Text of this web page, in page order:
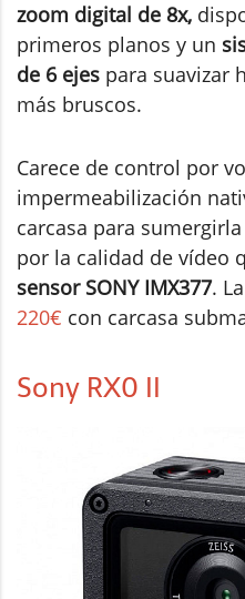
zoom digital de 8x,
primeros planos y un
de 6 ejes para suavizar
más bruscos.
Carece de control por
impermeabilización
carcasa para
por la calidad de vídeo
sensor SONY IMX377.
220€ con carcasa
Sony RX0 II